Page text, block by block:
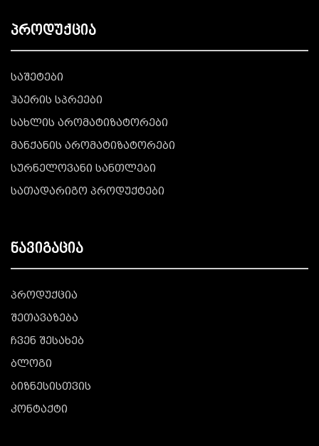
პროდუქცია
საშეტები
ჰაერის სპრეები
სახლის არომატიზატორები
მანქანის არომატიზატორები
სურნელოვანი სანთლები
სათადარიგო პროდუქტები
ნავიგაცია
პროდუქცია
შეთავაზება
ჩვენ შესახებ
ბლოგი
ბიზნესისთვის
კონტაქტი